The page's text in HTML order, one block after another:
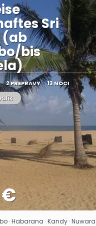
Sri
(ab
bis
2 PREPRAVY 13 NOCI
€
Pozrieť sa
· Habarana · Kandy · Nuwara